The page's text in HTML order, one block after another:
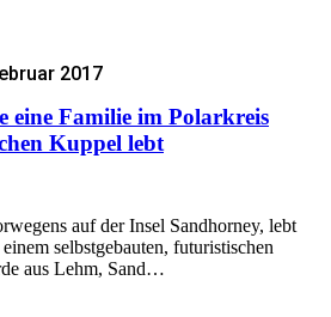
2017
eine Familie im Polarkreis
Kuppel lebt
auf der Insel Sandhorney, lebt
selbstgebauten, futuristischen
aus Lehm, Sand…